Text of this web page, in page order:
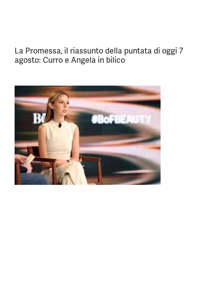
La Promessa, il riassunto della puntata di oggi 7
agosto: Curro e Angela in bilico